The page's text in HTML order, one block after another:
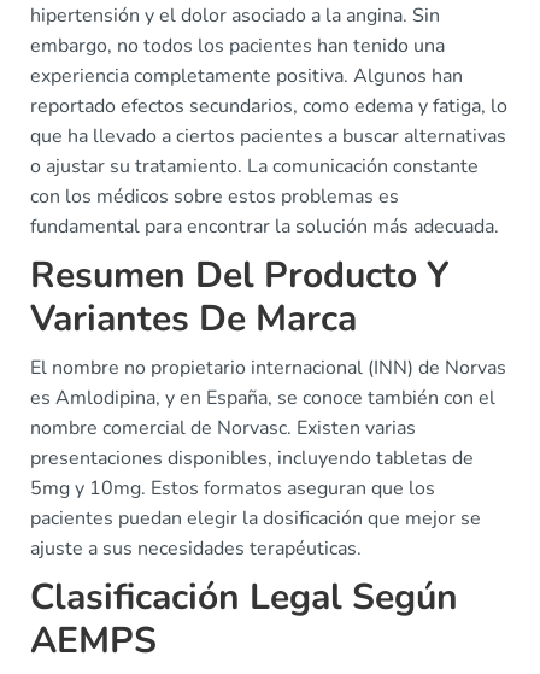
hipertensión y el dolor asociado a la angina. Sin
embargo, no todos los pacientes han tenido una
experiencia completamente positiva. Algunos han
reportado efectos secundarios, como edema y fatiga, lo
que ha llevado a ciertos pacientes a buscar alternativas
o ajustar su tratamiento. La comunicación constante
con los médicos sobre estos problemas es
fundamental para encontrar la solución más adecuada.
Resumen Del Producto Y
Variantes De Marca
El nombre no propietario internacional (INN) de Norvas
es Amlodipina, y en España, se conoce también con el
nombre comercial de Norvasc. Existen varias
presentaciones disponibles, incluyendo tabletas de
5mg y 10mg. Estos formatos aseguran que los
pacientes puedan elegir la dosificación que mejor se
ajuste a sus necesidades terapéuticas.
Clasificación Legal Según
AEMPS